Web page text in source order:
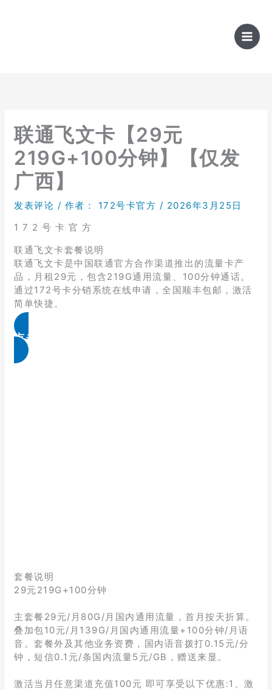
联通飞文卡【29元
219G+100分钟】【仅发
广西】
发表评论 / 作者： 172号卡官方 / 2026年3月25日
1 7 2 号 卡 官 方
联通飞文卡套餐说明
联通飞文卡是中国联通官方合作渠道推出的流量卡产
品，月租29元，包含219G通用流量、100分钟通话。
通过172号卡分销系统在线申请，全国顺丰包邮，激活
简单快捷。
点击免费领取
套餐说明
29元219G+100分钟
主套餐29元/月80G/月国内通用流量，首月按天折算。
叠加包10元/月139G/月国内通用流量+100分钟/月语
音。套餐外及其他业务资费，国内语音拨打0.15元/分
钟，短信0.1元/条国内流量5元/GB，赠送来显。
激活当月任意渠道充值100元 即可享受以下优惠:1、激